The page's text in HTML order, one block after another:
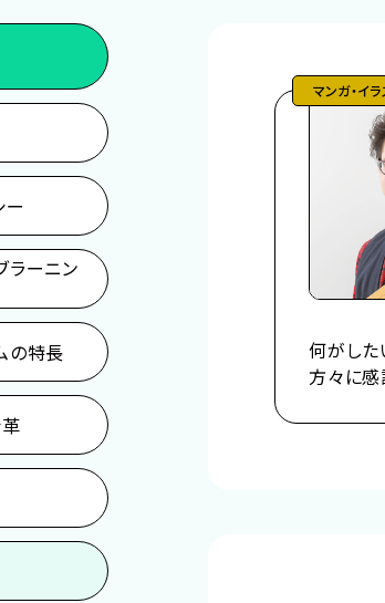
ー
ラーニン
の特長
マンガ・イラ
何がした
方々に感